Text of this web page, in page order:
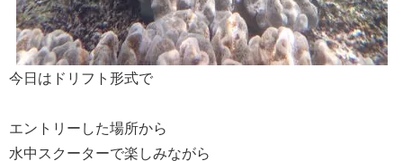
今日はドリフト形式で
エントリーした場所から
水中スクーターで楽しみながら